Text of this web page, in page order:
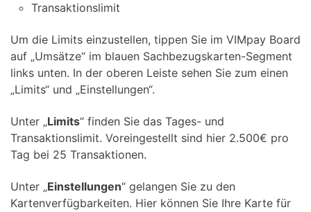
Transaktionslimit
Um die Limits einzustellen, tippen Sie im VIMpay Board
auf „Umsätze“ im blauen Sachbezugskarten-Segment
links unten. In der oberen Leiste sehen Sie zum einen
„Limits“ und „Einstellungen“.
Unter „Limits“ finden Sie das Tages- und
Transaktionslimit. Voreingestellt sind hier 2.500€ pro
Tag bei 25 Transaktionen.
Unter „Einstellungen“ gelangen Sie zu den
Kartenverfügbarkeiten. Hier können Sie Ihre Karte für